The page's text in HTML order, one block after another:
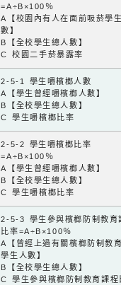
=A÷B×100％
A【校園內有人在面前吸菸學
數】
B【全校學生總人數】
C 校園二手菸暴露率
2-5-1 學生嚼檳榔人數
A【學生曾經嚼檳榔人數】
B【全校學生總人數】
C 學生嚼檳榔比率
2-5-2 學生嚼檳榔比率
=A÷B×100％
A【學生曾經嚼檳榔人數】
B【全校學生總人數】
C 學生嚼檳榔比率
2-5-3 學生參與檳榔防制教育
比率=A÷B×100％
A【曾經上過有關檳榔防制教
學生人數】
B【全校學生總人數】
C 學生參與檳榔防制教育課程